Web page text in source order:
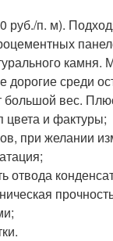
руб./п. м).
камня.
дорогие среди
большой вес.
цвета и фактуры;
при желании
отвода